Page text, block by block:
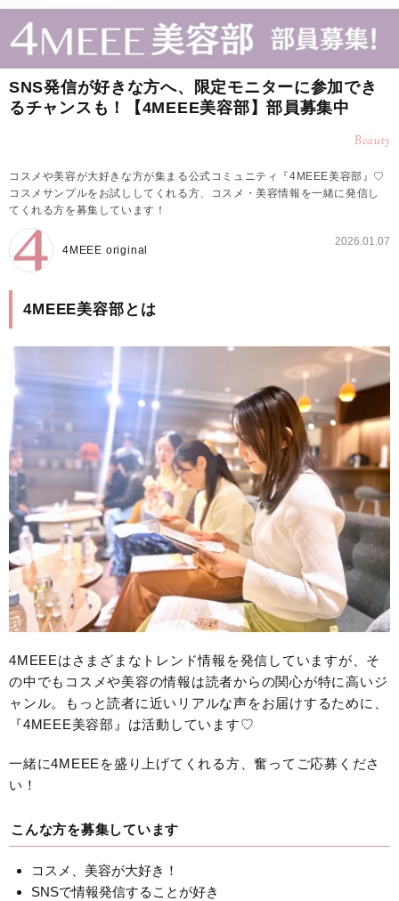
SNS発信が好きな方へ、限定モニターに参加でき
るチャンスも！【4MEEE美容部】部員募集中
Beauty
コスメや美容が大好きな方が集まる公式コミュニティ『4MEEE美容部』♡
コスメサンプルをお試ししてくれる方、コスメ・美容情報を一緒に発信し
てくれる方を募集しています！
4MEEE original
2026.01.07
4MEEE美容部とは
4MEEEはさまざまなトレンド情報を発信していますが、そ
の中でもコスメや美容の情報は読者からの関心が特に高いジ
ャンル。もっと読者に近いリアルな声をお届けするために、
『4MEEE美容部』は活動しています♡
一緒に4MEEEを盛り上げてくれる方、奮ってご応募くださ
い！
こんな方を募集しています
コスメ、美容が大好き！
SNSで情報発信することが好き